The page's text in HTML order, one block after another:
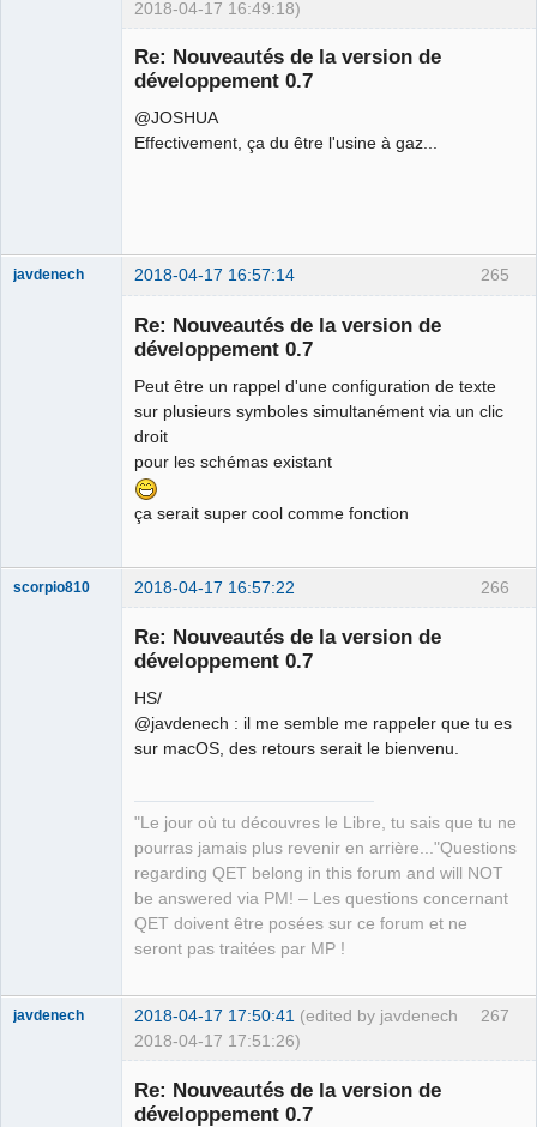
2018-04-17 16:49:18)
Re: Nouveautés de la version de
développement 0.7
@JOSHUA
Effectivement, ça du être l'usine à gaz...
265
javdenech 2018-04-17 16:57:14
Re: Nouveautés de la version de
développement 0.7
Peut être un rappel d'une configuration de texte
sur plusieurs symboles simultanément via un clic
droit
pour les schémas existant
ça serait super cool comme fonction
266
scorpio810 2018-04-17 16:57:22
Re: Nouveautés de la version de
développement 0.7
HS/
@javdenech : il me semble me rappeler que tu es
sur macOS, des retours serait le bienvenu.
"Le jour où tu découvres le Libre, tu sais que tu ne
pourras jamais plus revenir en arrière..."Questions
regarding QET belong in this forum and will NOT
be answered via PM! – Les questions concernant
QET doivent être posées sur ce forum et ne
seront pas traitées par MP !
267
javdenech 2018-04-17 17:50:41 (edited by javdenech
2018-04-17 17:51:26)
Re: Nouveautés de la version de
développement 0.7